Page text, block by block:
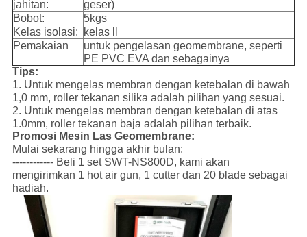
jahitan:
geser)
Bobot:
5kgs
Kelas isolasi:
kelas ll
Pemakaian
untuk pengelasan geomembrane, seperti
PE PVC EVA dan sebagainya
Tips:
1. Untuk mengelas membran dengan ketebalan di bawah
1,0 mm, roller tekanan silika adalah pilihan yang sesuai.
2. Untuk mengelas membran dengan ketebalan di atas
1.0mm, roller tekanan baja adalah pilihan terbaik.
Promosi Mesin Las Geomembrane:
Mulai sekarang hingga akhir bulan:
------------ Beli 1 set SWT-NS800D, kami akan
mengirimkan 1 hot air gun, 1 cutter dan 20 blade sebagai
hadiah.